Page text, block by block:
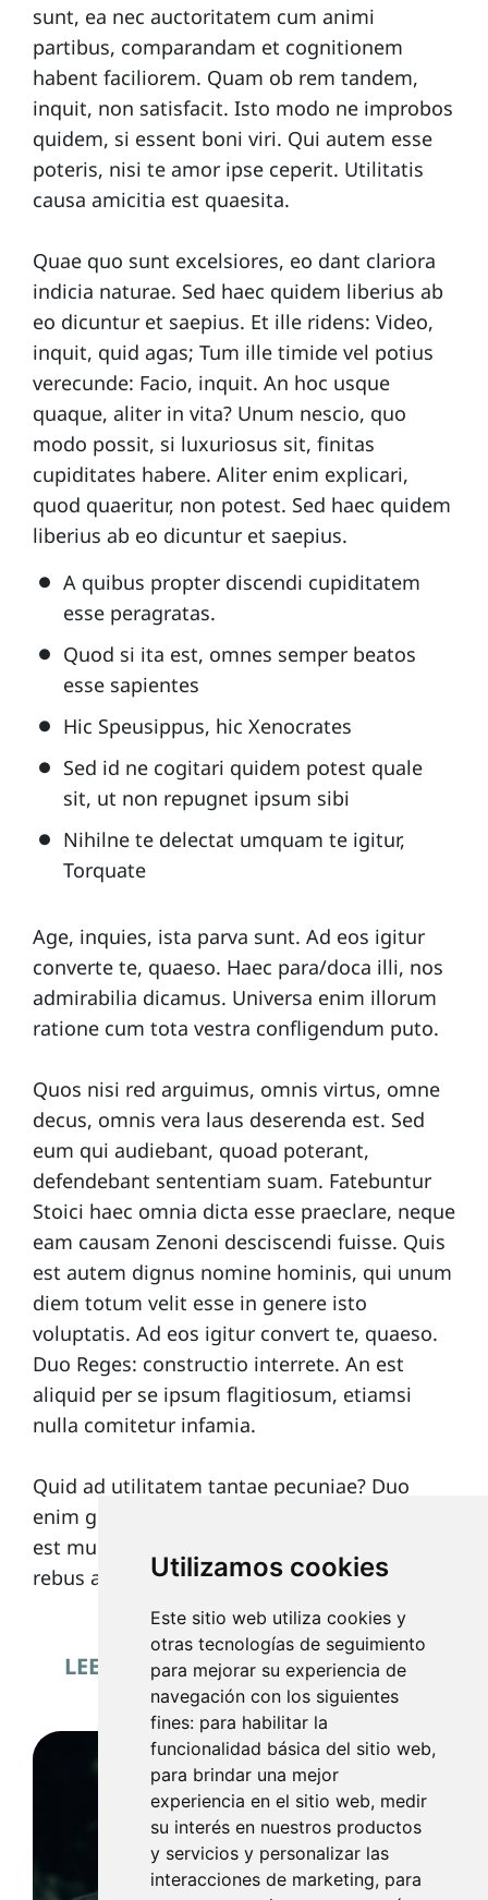
Utilizamos cookies
Este sitio web utiliza cookies y
otras tecnologías de seguimiento
para mejorar su experiencia de
navegación con los siguientes
fines: para habilitar la
funcionalidad básica del sitio web,
para brindar una mejor
experiencia en el sitio web, medir
su interés en nuestros productos
y servicios y personalizar las
interacciones de marketing, para
sunt, ea nec auctoritatem cum animi
partibus, comparandam et cognitionem
habent faciliorem. Quam ob rem tandem,
inquit, non satisfacit. Isto modo ne improbos
quidem, si essent boni viri. Qui autem esse
poteris, nisi te amor ipse ceperit. Utilitatis
causa amicitia est quaesita.
Quae quo sunt excelsiores, eo dant clariora
indicia naturae. Sed haec quidem liberius ab
eo dicuntur et saepius. Et ille ridens: Video,
inquit, quid agas; Tum ille timide vel potius
verecunde: Facio, inquit. An hoc usque
quaque, aliter in vita? Unum nescio, quo
modo possit, si luxuriosus sit, finitas
cupiditates habere. Aliter enim explicari,
quod quaeritur, non potest. Sed haec quidem
liberius ab eo dicuntur et saepius.
A quibus propter discendi cupiditatem
esse peragratas.
Quod si ita est, omnes semper beatos
esse sapientes
Hic Speusippus, hic Xenocrates
Sed id ne cogitari quidem potest quale
sit, ut non repugnet ipsum sibi
Nihilne te delectat umquam te igitur,
Torquate
Age, inquies, ista parva sunt. Ad eos igitur
converte te, quaeso. Haec para/doca illi, nos
admirabilia dicamus. Universa enim illorum
ratione cum tota vestra confligendum puto.
Quos nisi red arguimus, omnis virtus, omne
decus, omnis vera laus deserenda est. Sed
eum qui audiebant, quoad poterant,
defendebant sententiam suam. Fatebuntur
Stoici haec omnia dicta esse praeclare, neque
eam causam Zenoni desciscendi fuisse. Quis
est autem dignus nomine hominis, qui unum
diem totum velit esse in genere isto
voluptatis. Ad eos igitur convert te, quaeso.
Duo Reges: constructio interrete. An est
aliquid per se ipsum flagitiosum, etiamsi
nulla comitetur infamia.
Quid ad utilitatem tantae pecuniae? Duo
enim genera quae erant, fecit tria. Et quod
est munus, quod opus sapientiae? Sed in
rebus apertissimis nimium longi sumus.
LEE MÁS PUBLICACIONES DE ESTE
AUTOR